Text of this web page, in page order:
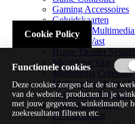
Gaming Accessoires
Geluidskaarten
Handheld
Headsets Vast
Home Theater
Microfoon Vast
Multimedia Consoles
Multimedia Mixer /
Multimedia Productie
Optical Disk Drive
Pc Videokaart
Cookie Policy
Functionele cookies
Deze cookies zorgen dat de site
van de website, producten in je
met jouw gegevens, winkelmandje
zoekresultaten filteren etc.